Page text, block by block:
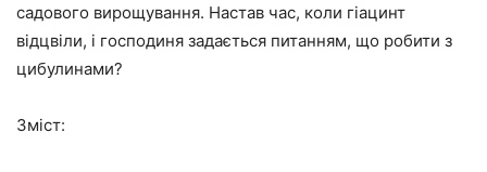
садового вирощування. Настав час, коли гіацинт
відцвіли, і господиня задається питанням, що робити з
цибулинами?
Зміст: